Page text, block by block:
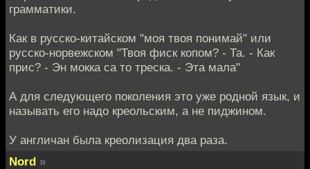
грамматики.
Как в русско-китайском "моя твоя понимай" или
русско-норвежском "Твоя фиск копом? - Та. - Как
прис? - Эн мокка са то треска. - Эта мала"
А для следующего поколения это уже родной язык, и
называть его надо креольским, а не пиджином.
У англичан была креолизация два раза.
Nord »